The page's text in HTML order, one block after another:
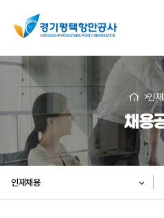
인
채용
인재채용